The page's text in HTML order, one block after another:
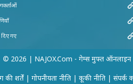
© 2026 | NAJOX.com - गेम्स मुफ्त ऑनलाइन
की शर्तें| गोपनीयता नीति| कूकी नीति| संपर्क